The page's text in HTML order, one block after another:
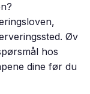
Øv
hos
dine før du